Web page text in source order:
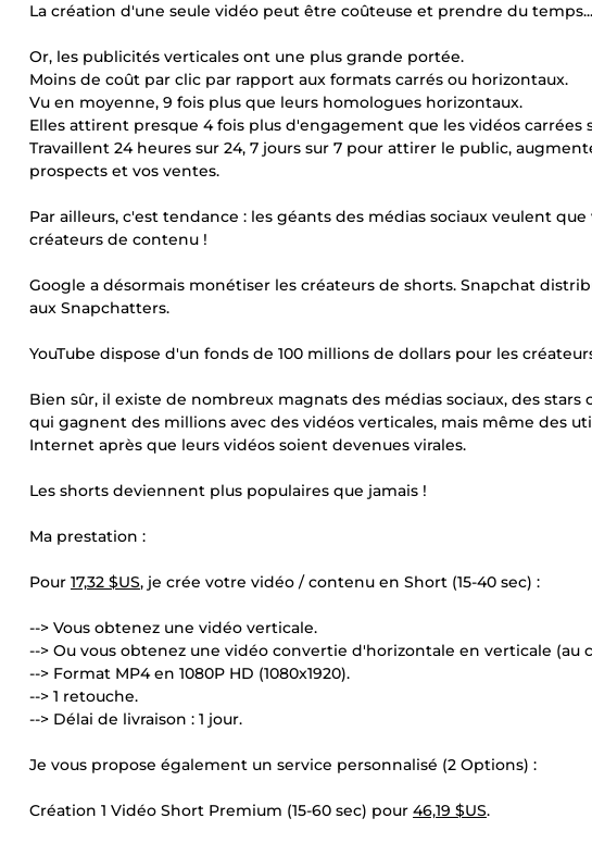
La création d'une seule vidéo peut être coûteuse et prendre du temps...
Or, les publicités verticales ont une plus grande portée.
Moins de coût par clic par rapport aux formats carrés ou horizontaux.
Vu en moyenne, 9 fois plus que leurs homologues horizontaux.
Elles attirent presque 4 fois plus d'engagement que les vidéos carrées
Travaillent 24 heures sur 24, 7 jours sur 7 pour attirer le public,
prospects et vos ventes.
Par ailleurs, c'est tendance : les géants des médias sociaux veulent
créateurs de contenu !
Google a désormais monétiser les créateurs de shorts. Snapchat
aux Snapchatters.
YouTube dispose d'un fonds de 100 millions de dollars pour les
Bien sûr, il existe de nombreux magnats des médias sociaux, des
qui gagnent des millions avec des vidéos verticales, mais même des
Internet après que leurs vidéos soient devenues virales.
Les shorts deviennent plus populaires que jamais !
Ma prestation :
Pour 17,32 $US, je crée votre vidéo / contenu en Short (15-40 sec) :
--> Vous obtenez une vidéo verticale.
--> Ou vous obtenez une vidéo convertie d'horizontale en verticale (au
--> Format MP4 en 1080P HD (1080x1920).
--> 1 retouche.
--> Délai de livraison : 1 jour.
Je vous propose également un service personnalisé (2 Options) :
Création 1 Vidéo Short Premium (15-60 sec) pour 46,19 $US.